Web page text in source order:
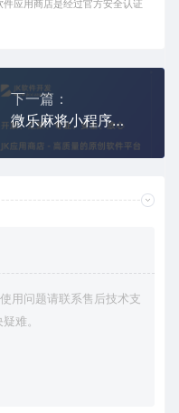
件应用商店是经过官方安全认证，保障
下一篇：
微乐麻将小程序透视作弊器,微乐家乡麻将外挂12月更新版
用问题请联系售后技术支
难。